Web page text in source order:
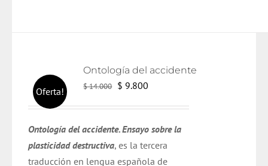
Oferta!
Ontología del accidente
$14.000 El
era:
$ 14.000.
$ 9.800
es:
$ 9.800.
Ontología del accidente. Ensayo sobre la
plasticidad destructiva, es la tercera
traducción en lengua española de